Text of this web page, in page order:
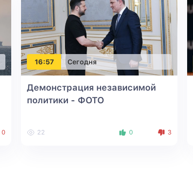
0
16:57 Сегодня
Демонстрация независимой
политики - ФОТО
22 0 3